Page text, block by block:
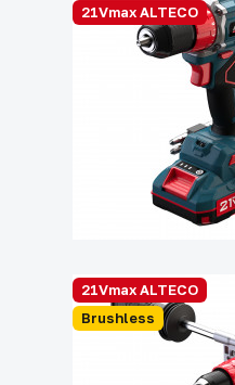
21Vmax ALTECO
21Vmax ALTECO
Brushless